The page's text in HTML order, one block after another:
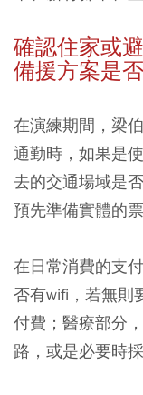
確認住家或
備援方案是
在演練期間，梁
通勤時，如果是
去的交通場域是
預先準備實體的票
在日常消費的支
否有wifi，若無則
付費；醫療部分
路，或是必要時